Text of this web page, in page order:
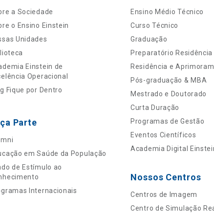
a Sociedade
o Ensino Einstein
Unidades
Einstein de
Operacional
Fique por Dentro
Parte
em Saúde da População
de Estímulo ao
Internacionais
Ensino Médio Técnico
Curso Técnico
Graduação
Preparatório Residência
Residência e
Pós-graduação & MBA
Mestrado e Doutorado
Curta Duração
Programas de Gestão
Eventos Científicos
Academia Digital
Nossos Centros
Centros de Imagem
Centro de Simulação